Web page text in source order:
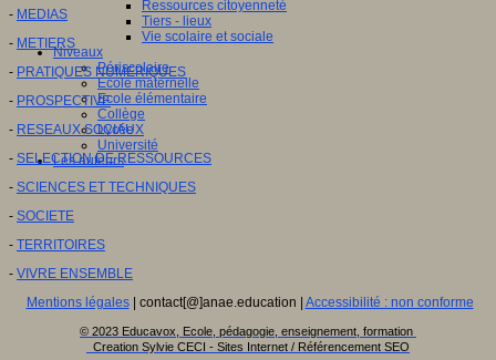
Ressources citoyenneté
Tiers - lieux
Vie scolaire et sociale
Niveaux
Périscolaire
Ecole maternelle
Ecole élémentaire
Collège
Lycée
Université
Les auteurs
- MEDIAS
- METIERS
- PRATIQUES NUMERIQUES
- PROSPECTIVE
- RESEAUX SOCIAUX
- SELECTION DE RESSOURCES
- SCIENCES ET TECHNIQUES
- SOCIETE
- TERRITOIRES
- VIVRE ENSEMBLE
Mentions légales| contact[@]anae.education | Accessibilité : non conforme
© 2023 Educavox, Ecole, pédagogie, enseignement, formation
Creation Sylvie CECI - Sites Internet / Référencement SEO